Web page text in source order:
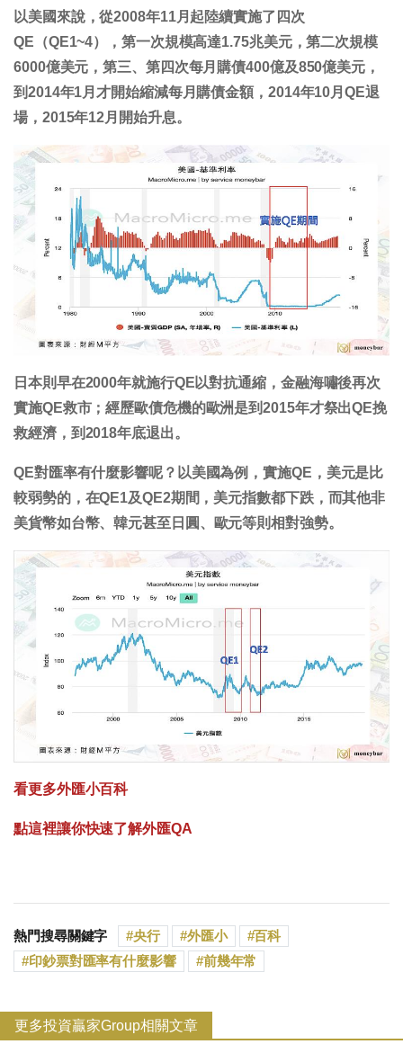
以美國來說，從2008年11月起陸續實施了四次
QE（QE1~4），第一次規模高達1.75兆美元，第二次規模
6000億美元，第三、第四次每月購債400億及850億美元，
到2014年1月才開始縮減每月購債金額，2014年10月QE退
場，2015年12月開始升息。
日本則早在2000年就施行QE以對抗通縮，金融海嘯後再次
實施QE救市；經歷歐債危機的歐洲是到2015年才祭出QE挽
救經濟，到2018年底退出。
QE對匯率有什麼影響呢？以美國為例，實施QE，美元是比
較弱勢的，在QE1及QE2期間，美元指數都下跌，而其他非
美貨幣如台幣、韓元甚至日圓、歐元等則相對強勢。
看更多外匯小百科
點這裡讓你快速了解外匯QA
熱門搜尋關鍵字 央行 外匯小
百科
印鈔票對匯率有什麼影響
前幾年常
更多投資贏家Group相關文章